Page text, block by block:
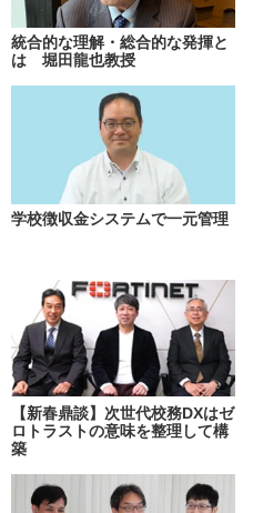
統合的な理解・総合的な発揮と
は 堀田龍也教授
学校徴収金システムで一元管理
【新春鼎談】次世代校務DXはゼ
ロトラストの意味を整理して構
築